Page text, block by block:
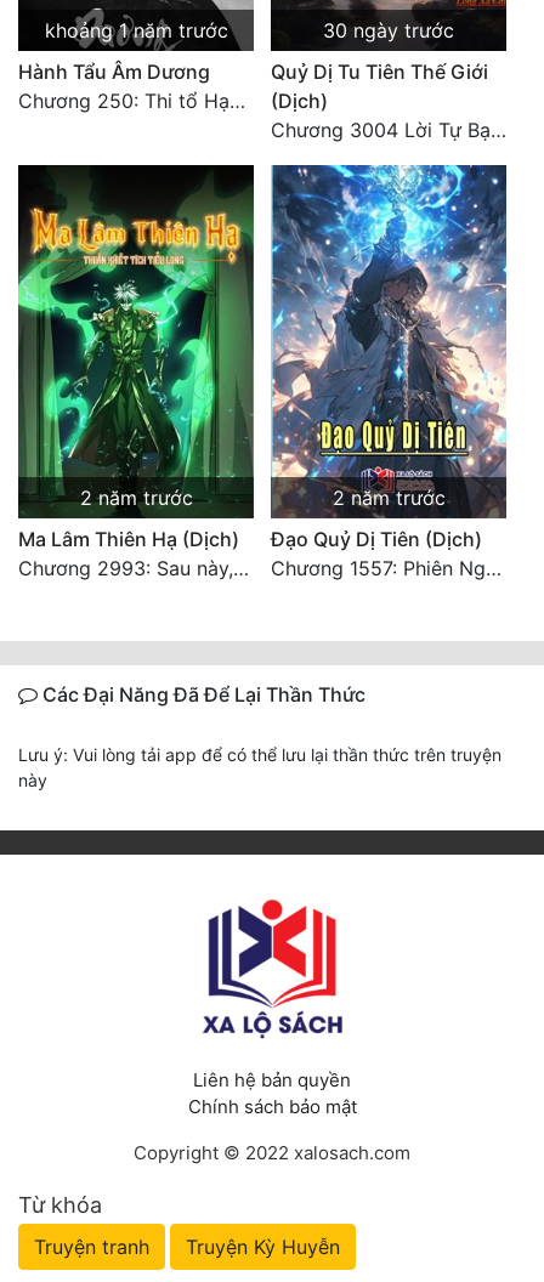
khoảng 1 năm trước
Hành Tẩu Âm Dương
Chương 250: Thi tổ Hạn Bạt
30 ngày trước
Quỷ Dị Tu Tiên Thế Giới
(Dịch)
Chương 3004 Lời Tự Bạch Kết Thúc
2 năm trước
Ma Lâm Thiên Hạ (Dịch)
Chương 2993: Sau này, ta sẽ ăn món vịt quay (Đại Kết Cục)
2 năm trước
Đạo Quỷ Dị Tiên (Dịch)
Chương 1557: Phiên Ngoại Gia Cát Uyên 27
Các Đại Năng Đã Để Lại Thần Thức
Lưu ý: Vui lòng tải app để có thể lưu lại thần thức trên truyện
này
Liên hệ bản quyền
Chính sách bảo mật
Copyright © 2022 xalosach.com
Từ khóa
Truyện tranh Truyện Kỳ Huyễn